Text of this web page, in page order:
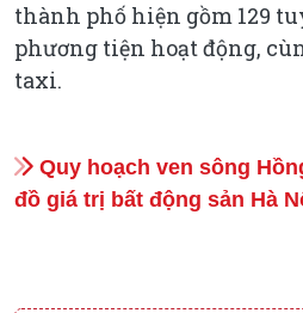
thành phố hiện gồm 129
phương tiện hoạt động,
taxi.
Quy hoạch ven sông
đồ giá trị bất động sản Hà